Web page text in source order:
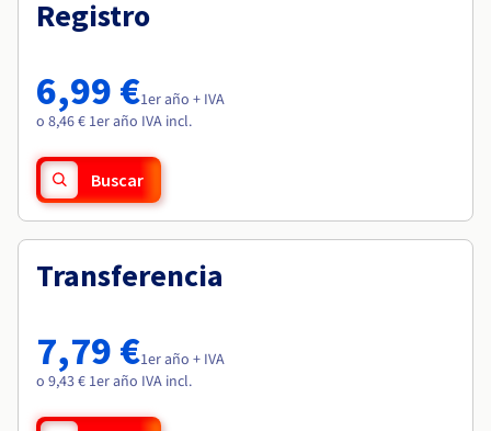
Precios
Roadmap & Changelog
Observabilidad
Roadmap y Changelog
Roadmap & Changelog
Roadmap & Changelog
Roadmap & Changelog
Registro
6,99 €1er año + IVA
o 8,46 € 1er año IVA incl.
Buscar
Transferencia
7,79 €1er año + IVA
o 9,43 € 1er año IVA incl.